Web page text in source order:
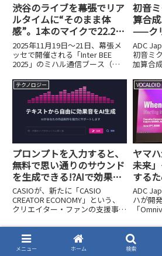
渋谷のライブを幕張でリア
ルタイムに“そのまま体
感”。1本のマイクで22.2ch
を実現するミハル通信の挑
戦【Inter BEE 2025】
2025年11月19日～21日、幕張メ
ッセで開催される「Inter BEE
2025」のミハル通信ブース（ホ
ない音響体験ができます。渋谷の
ライブ会場で演奏される「コアラ
モード.」のライブを、ELL Li...
初音
算合
——ク
基幹
【
ト③】
ADC
初音ミ
加算合
法、
開発者
ートし
テクノロジー
プロンプトを入力すると、
無料で思い通りのサウンド
を生成できる!?AIで効果音
を作り出すCASIO「Waves
Place」の威力
CASIOが、新たに「CASIO
CREATOR ECONOMY」という、
クリエイター・ファンの支援事業
の普及やSNSの発展により、誰も
がクリエイターになれる時代が到
来し、市場が急速に拡大する中、
ヤマ
未来
する
は？
ポー
ADC
ハが開
「
完結す
む4つの
チを詳
メニュー ホーム 検索